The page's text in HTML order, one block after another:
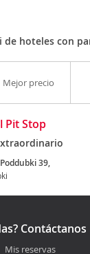
de hoteles con
Mejor precio
Pit Stop
39,
Contáctanos
Mis reservas